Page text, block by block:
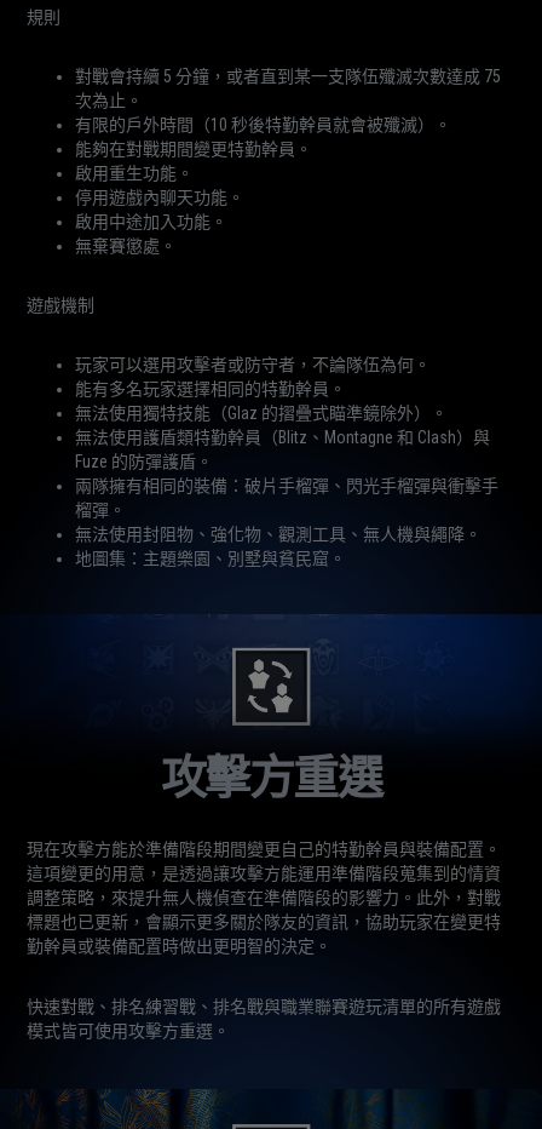
規則
對戰會持續 5 分鐘，或者直到某一支隊伍殲滅次數達成 75
次為止。
有限的戶外時間（10 秒後特勤幹員就會被殲滅）。
能夠在對戰期間變更特勤幹員。
啟用重生功能。
停用遊戲內聊天功能。
啟用中途加入功能。
無棄賽懲處。
遊戲機制
玩家可以選用攻擊者或防守者，不論隊伍為何。
能有多名玩家選擇相同的特勤幹員。
無法使用獨特技能（Glaz 的摺疊式瞄準鏡除外）。
無法使用護盾類特勤幹員（Blitz、Montagne 和 Clash）與
Fuze 的防彈護盾。
兩隊擁有相同的裝備：破片手榴彈、閃光手榴彈與衝擊手
榴彈。
無法使用封阻物、強化物、觀測工具、無人機與繩降。
地圖集：主題樂園、別墅與貧民窟。
攻擊方重選
現在攻擊方能於準備階段期間變更自己的特勤幹員與裝備配置。
這項變更的用意，是透過讓攻擊方能運用準備階段蒐集到的情資
調整策略，來提升無人機偵查在準備階段的影響力。此外，對戰
標題也已更新，會顯示更多關於隊友的資訊，協助玩家在變更特
勤幹員或裝備配置時做出更明智的決定。
快速對戰、排名練習戰、排名戰與職業聯賽遊玩清單的所有遊戲
模式皆可使用攻擊方重選。